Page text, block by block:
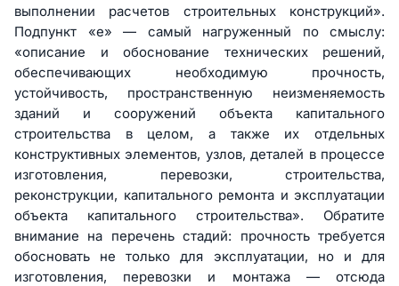
выполнении расчетов строительных конструкций».
Подпункт «е» — самый нагруженный по смыслу:
«описание и обоснование технических решений,
обеспечивающих необходимую прочность,
устойчивость, пространственную неизменяемость
зданий и сооружений объекта капитального
строительства в целом, а также их отдельных
конструктивных элементов, узлов, деталей в процессе
изготовления, перевозки, строительства,
реконструкции, капитального ремонта и эксплуатации
объекта капитального строительства». Обратите
внимание на перечень стадий: прочность требуется
обосновать не только для эксплуатации, но и для
изготовления, перевозки и монтажа — отсюда